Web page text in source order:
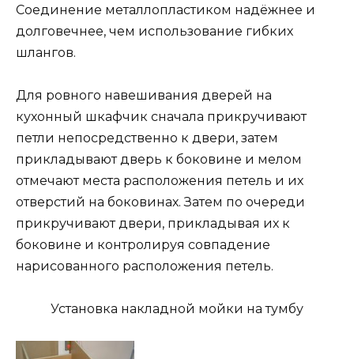
Соединение металлопластиком надёжнее и
долговечнее, чем использование гибких
шлангов.
Для ровного навешивания дверей на
кухонный шкафчик сначала прикручивают
петли непосредственно к двери, затем
прикладывают дверь к боковине и мелом
отмечают места расположения петель и их
отверстий на боковинах. Затем по очереди
прикручивают двери, прикладывая их к
боковине и контролируя совпадение
нарисованного расположения петель.
Установка накладной мойки на тумбу